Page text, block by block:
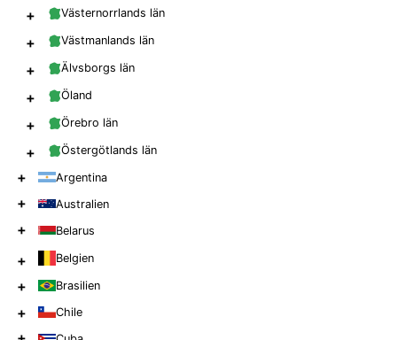
+ Västernorrlands län
+ Västmanlands län
+ Älvsborgs län
+ Öland
+ Örebro län
+ Östergötlands län
+ Argentina
+ Australien
+ Belarus
+ Belgien
+ Brasilien
+ Chile